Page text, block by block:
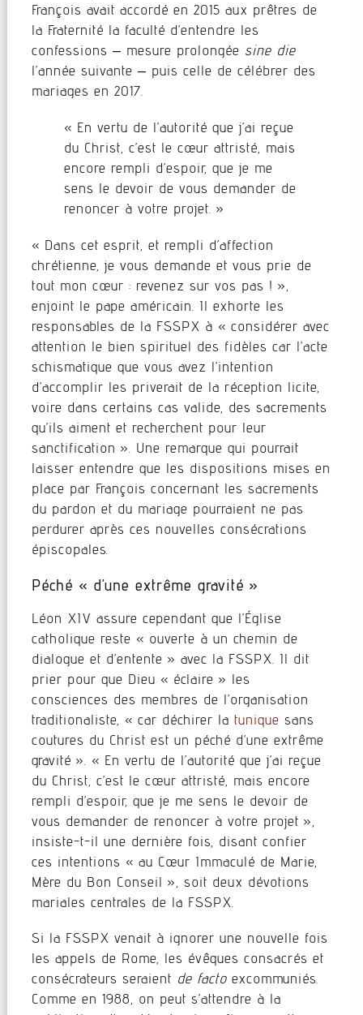
François avait accordé en 2015 aux prêtres de
la Fraternité la faculté d’entendre les
confessions – mesure prolongée sine die
l’année suivante – puis celle de célébrer des
mariages en 2017.
« En vertu de l’autorité que j’ai reçue
du Christ, c’est le cœur attristé, mais
encore rempli d’espoir, que je me
sens le devoir de vous demander de
renoncer à votre projet. »
« Dans cet esprit, et rempli d’affection
chrétienne, je vous demande et vous prie de
tout mon cœur : revenez sur vos pas ! »,
enjoint le pape américain. Il exhorte les
responsables de la FSSPX à « considérer avec
attention le bien spirituel des fidèles car l’acte
schismatique que vous avez l’intention
d’accomplir les priverait de la réception licite,
voire dans certains cas valide, des sacrements
qu’ils aiment et recherchent pour leur
sanctification ». Une remarque qui pourrait
laisser entendre que les dispositions mises en
place par François concernant les sacrements
du pardon et du mariage pourraient ne pas
perdurer après ces nouvelles consécrations
épiscopales.
Péché « d’une extrême gravité »
Léon XIV assure cependant que l’Église
catholique reste « ouverte à un chemin de
dialogue et d’entente » avec la FSSPX. Il dit
prier pour que Dieu « éclaire » les
consciences des membres de l’organisation
traditionaliste, « car déchirer la tunique sans
coutures du Christ est un péché d’une extrême
gravité ». « En vertu de l’autorité que j’ai reçue
du Christ, c’est le cœur attristé, mais encore
rempli d’espoir, que je me sens le devoir de
vous demander de renoncer à votre projet »,
insiste-t-il une dernière fois, disant confier
ces intentions « au Cœur Immaculé de Marie,
Mère du Bon Conseil », soit deux dévotions
mariales centrales de la FSSPX.
Si la FSSPX venait à ignorer une nouvelle fois
les appels de Rome, les évêques consacrés et
consécrateurs seraient de factoexcommuniés.
Comme en 1988, on peut s’attendre à la